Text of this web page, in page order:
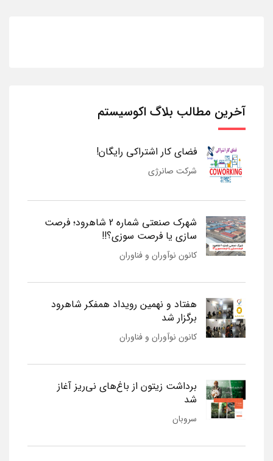
آخرین مطالب بلاگ اکوسیستم
فضای کار اشتراکی رایگان!
شرکت صانرژی
شهرک صنعتی شماره 2 شاهرود؛ فرصت
سازی یا فرصت سوزی؟!!
کانون نوآوران و فناوران
هفتاد و نهمین رویداد همفکر شاهرود
برگزار شد
کانون نوآوران و فناوران
برداشت زیتون از باغ‌های نی‌ریز آغاز
شد
سروبان